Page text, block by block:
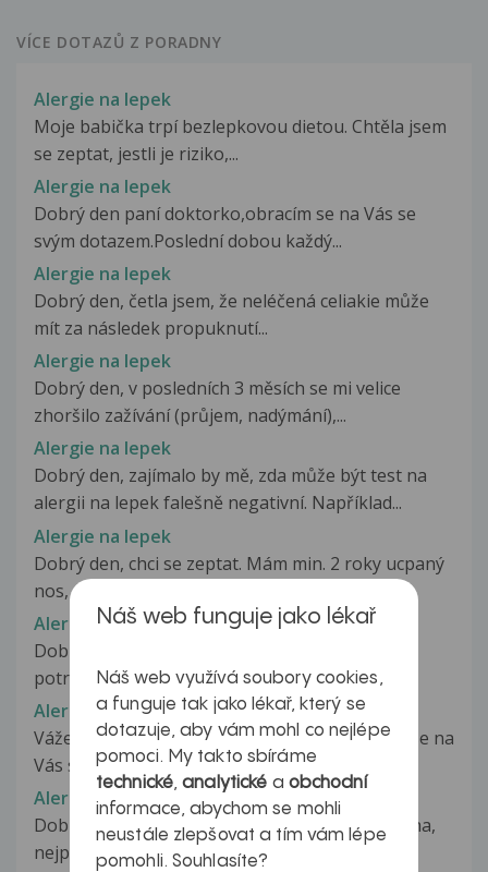
VÍCE DOTAZŮ Z PORADNY
Alergie na lepek
Moje babička trpí bezlepkovou dietou. Chtěla jsem
se zeptat, jestli je riziko,...
Alergie na lepek
Dobrý den paní doktorko,obracím se na Vás se
svým dotazem.Poslední dobou každý...
Alergie na lepek
Dobrý den, četla jsem, že neléčená celiakie může
mít za následek propuknutí...
Alergie na lepek
Dobrý den, v posledních 3 měsích se mi velice
zhoršilo zažívání (průjem, nadýmání),...
Alergie na lepek
Dobrý den, zajímalo by mě, zda může být test na
alergii na lepek falešně negativní. Například...
Alergie na lepek
Dobrý den, chci se zeptat. Mám min. 2 roky ucpaný
nos, musim si pořád splichat...
Alergie na lepek
Dobrÿ den,před 20lety mi byla diagnostikována
potravinová alergie na mléko,mouku...
Alergie na lepek - vyšetření
Vážená paní doktorko, zdravím Vás a obracím se na
Vás se žádostí o odpověď....
Alergie na lepek ??
Dobrý den, syn(17,5 let) má od září bolesti břicha,
nejprve jsme si mysleli,...
Náš web funguje jako lékař
Náš web využívá soubory cookies,
a funguje tak jako lékař, který se
dotazuje, aby vám mohl co nejlépe
pomoci. My takto sbíráme
technické,analytické a obchodní
informace, abychom se mohli
neustále zlepšovat a tím vám lépe
pomohli. Souhlasíte?